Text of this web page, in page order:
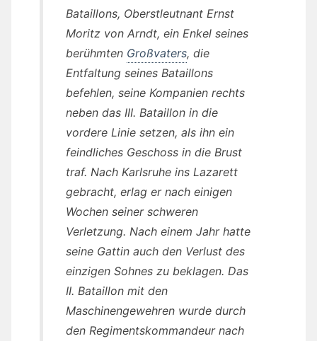
Bataillons, Oberstleutnant Ernst
Moritz von Arndt, ein Enkel seines
berühmten Großvaters, die
Entfaltung seines Bataillons
befehlen, seine Kompanien rechts
neben das III. Bataillon in die
vordere Linie setzen, als ihn ein
feindliches Geschoss in die Brust
traf. Nach Karlsruhe ins Lazarett
gebracht, erlag er nach einigen
Wochen seiner schweren
Verletzung. Nach einem Jahr hatte
seine Gattin auch den Verlust des
einzigen Sohnes zu beklagen. Das
II. Bataillon mit den
Maschinengewehren wurde durch
den Regimentskommandeur nach